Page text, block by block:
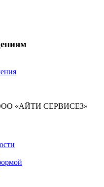
«АЙТИ СЕРВИСЕЗ»